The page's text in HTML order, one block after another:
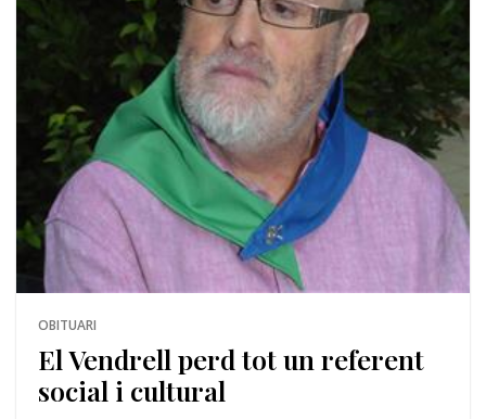
OBITUARI
El Vendrell perd tot un referent
social i cultural